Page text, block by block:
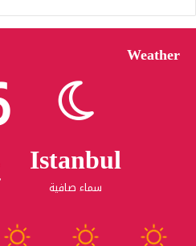
Weather
Istanbul
سماء صافية